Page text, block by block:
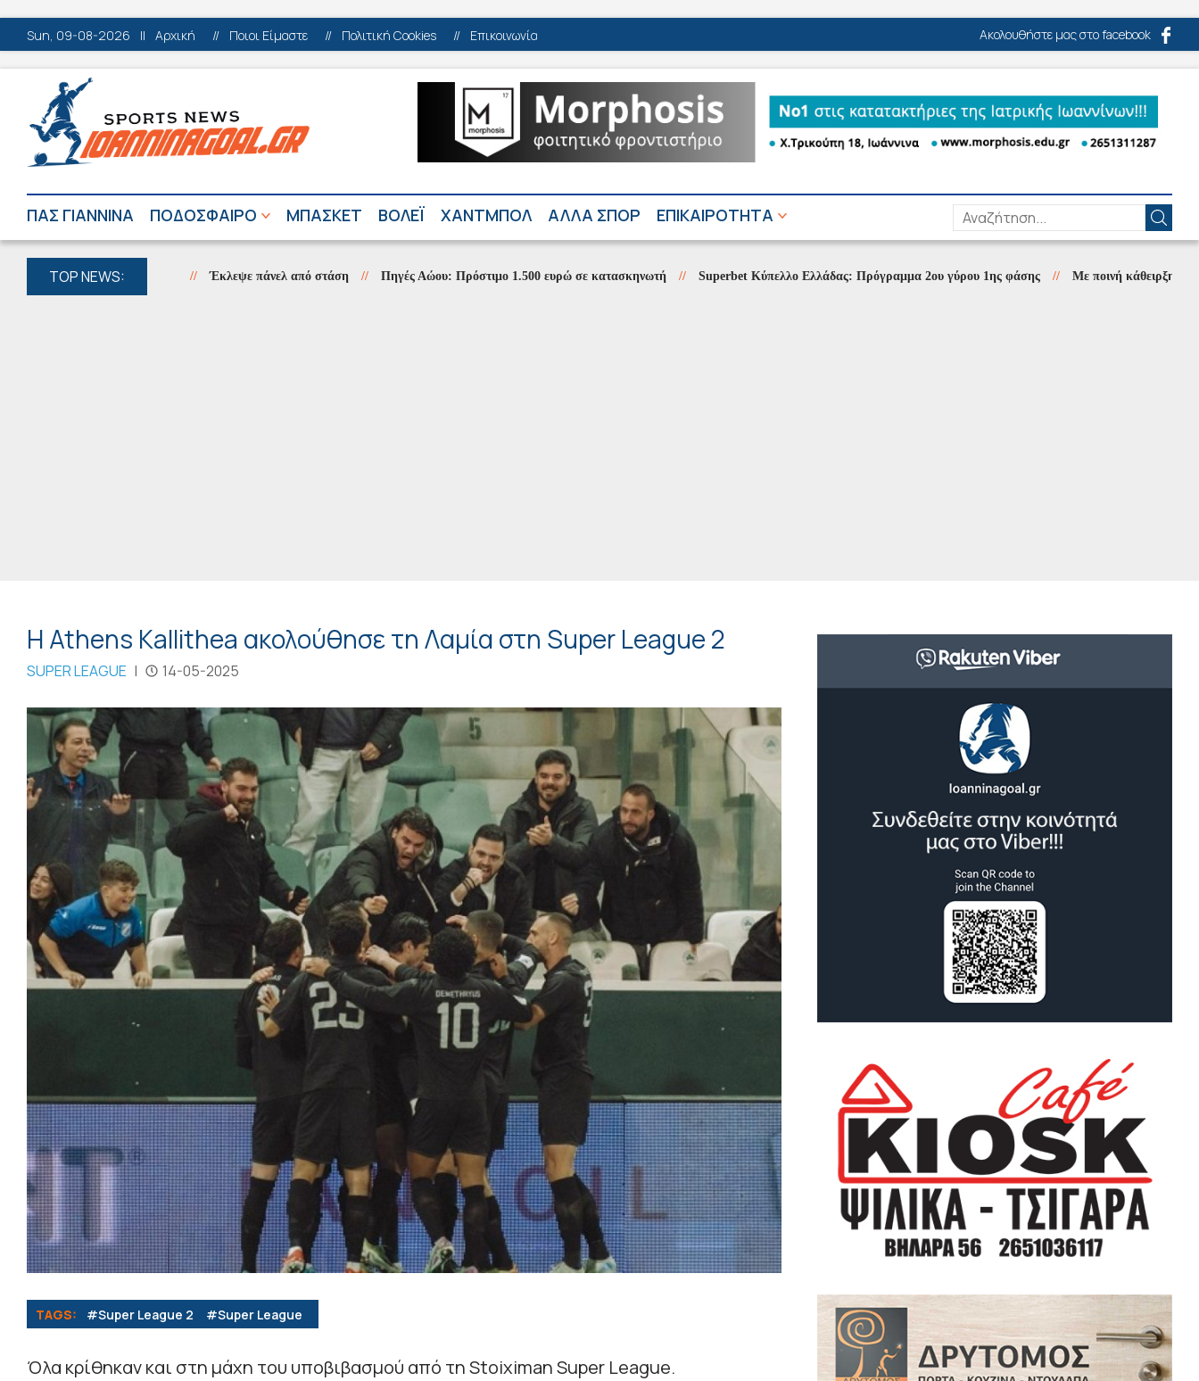
Sun, 09-08-2026 || Αρχική // Ποιοι Είμαστε // Πολιτική Cookies // Επικοινωνία Ακολουθήστε μας στο facebook
ΠΑΣ ΓΙΑΝΝΙΝΑ ΠΟΔΟΣΦΑΙΡΟ ΜΠΑΣΚΕΤ ΒΟΛΕΪ ΧΑΝΤΜΠΟΛ ΑΛΛΑ ΣΠΟΡ ΕΠΙΚΑΙΡΟΤΗΤΑ
TOP NEWS: Έκλεψε πάνελ από στάση // Πηγές Αώου: Πρόστιμο 1.500 ευρώ σε κατασκηνωτή // Superbet Κύπελλο Ελλάδας: Πρόγραμμα 2ου γύρου 1ης φάσης // Με ποινή κάθειρξης εννιά ετών
Η Athens Kallithea ακολούθησε τη Λαμία στη Super League 2
SUPER LEAGUE | 14-05-2025
TAGS: #Super League 2 #Super League
Όλα κρίθηκαν και στη μάχη του υποβιβασμού από τη Stoiximan Super League.